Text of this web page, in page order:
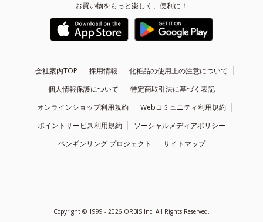
お買い物をもっと楽しく、便利に！
会社案内TOP 採用情報
化粧品の使用上の注意について
個人情報保護について
特定商取引法に基づく表記
オンラインショップ利用規約
Webコミュニティ利用規約
ポイントサービス利用規約
ソーシャルメディアポリシー
ペンギンリング プロジェクト
サイトマップ
Copyright © 1999 - 2026 ORBIS Inc. All Rights Reserved.